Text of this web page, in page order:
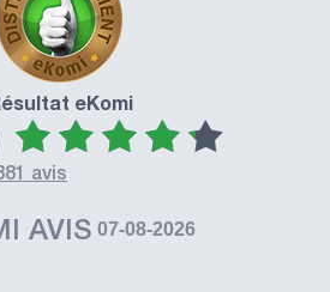
eKomi
avis
AVIS 07-08-2026